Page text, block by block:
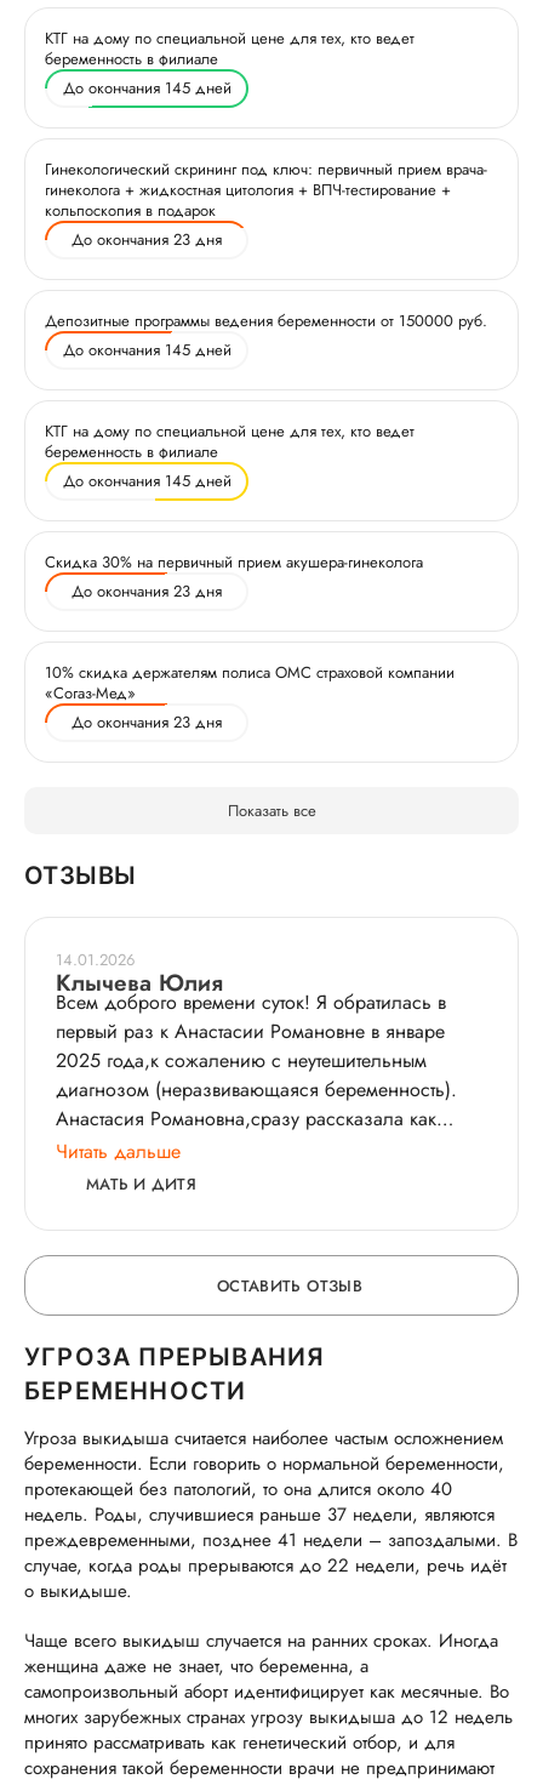
КТГ на дому по специальной цене для тех, кто ведет
беременность в филиале
До окончания 145 дней
Гинекологический скрининг под ключ: первичный прием врача-
гинеколога + жидкостная цитология + ВПЧ-тестирование +
кольпоскопия в подарок
До окончания 23 дня
Депозитные программы ведения беременности от 150000 руб.
До окончания 145 дней
КТГ на дому по специальной цене для тех, кто ведет
беременность в филиале
До окончания 145 дней
Скидка 30% на первичный прием акушера-гинеколога
До окончания 23 дня
10% скидка держателям полиса ОМС страховой компании
«Согаз-Мед»
До окончания 23 дня
Показать все
ОТЗЫВЫ
14.01.2026
Клычева Юлия
Всем доброго времени суток! Я обратилась в
первый раз к Анастасии Романовне в январе
2025 года,к сожалению с неутешительным
диагнозом (неразвивающаяся беременность).
Анастасия Романовна,сразу рассказала как
лучше и правильно сделать. После этого стали
готовиться к новой беременности,как сказала
года увидели заветные две полоски,но и тут нас
ждало небольшое испытание,весь первый
триместр мы были под пристальным
наблюдением,из за небольших кровотечений.
Анастасия Романовна всегда была на связи,в
любое время дня и ночи и быстро и четко
реагировала и давала рекомендации. Благодаря
особому вниманию и заботе Анастасии
Романовны,02.01.2026 года на свет появилась
наша замечательная малышка! Анастасия
Романовна это врач с большой буквы,которая
всегда поддержит добрым словом!
Читать дальше
МАТЬ И ДИТЯ
ОСТАВИТЬ ОТЗЫВ
ОСТАВЬТЕ ОТЗЫВ
ОБ УСЛУГЕ
ГОРЯЧАЯ ЛИНИЯ КАЧЕСТВА
УГРОЗА ПРЕРЫВАНИЯ
БЕРЕМЕННОСТИ
Угроза выкидыша считается наиболее частым осложнением
беременности. Если говорить о нормальной беременности,
протекающей без патологий, то она длится около 40
недель. Роды, случившиеся раньше 37 недели, являются
преждевременными, позднее 41 недели – запоздалыми. В
случае, когда роды прерываются до 22 недели, речь идёт
о выкидыше.
Чаще всего выкидыш случается на ранних сроках. Иногда
женщина даже не знает, что беременна, а
самопроизвольный аборт идентифицирует как месячные. Во
многих зарубежных странах угрозу выкидыша до 12 недель
принято рассматривать как генетический отбор, и для
сохранения такой беременности врачи не предпринимают